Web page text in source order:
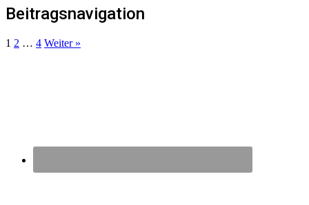
Beitragsnavigation
1 2 … 4 Weiter »